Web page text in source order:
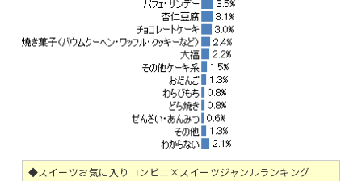
◆スイーツお気に入りコンビニ×スイーツジャンルランキング